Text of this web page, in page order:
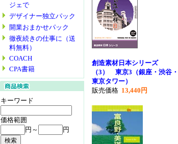
ジェで
デザイナー独立パック
開業おまかせパック
徹夜続きの仕事に（送
料無料）
COACH
CPA書籍
キーワード
価格範囲
円～
円
創造素材日本シリーズ
（3） 東京3（銀座・渋谷・
東京タワー）
販売価格 13,440円